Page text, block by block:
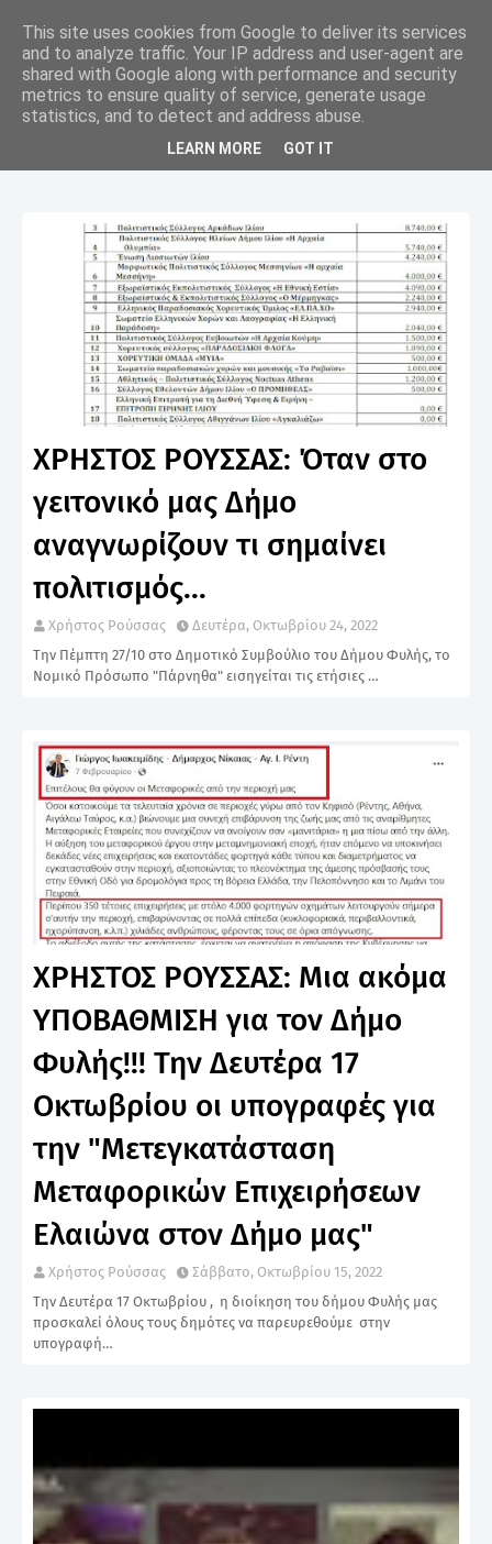
Προβολή αναρτήσεων από 2022
ΧΡΗΣΤΟΣ ΡΟΥΣΣΑΣ: Όταν στο
γειτονικό μας Δήμο
αναγνωρίζουν τι σημαίνει
πολιτισμός...
Χρήστος Ρούσσας
Δευτέρα, Οκτωβρίου 24, 2022
Την Πέμπτη 27/10 στο Δημοτικό Συμβούλιο του Δήμου Φυλής, το
Νομικό Πρόσωπο "Πάρνηθα" εισηγείται τις ετήσιες …
ΧΡΗΣΤΟΣ ΡΟΥΣΣΑΣ: Μια ακόμα
ΥΠΟΒΑΘΜΙΣΗ για τον Δήμο
Φυλής!!! Την Δευτέρα 17
Οκτωβρίου οι υπογραφές για
την "Μετεγκατάσταση
Μεταφορικών Επιχειρήσεων
Ελαιώνα στον Δήμο μας"
Χρήστος Ρούσσας
Σάββατο, Οκτωβρίου 15, 2022
Την Δευτέρα 17 Οκτωβρίου , η διοίκηση του δήμου Φυλής μας
προσκαλεί όλους τους δημότες να παρευρεθούμε στην
υπογραφή…
This site uses cookies from Google to deliver its services
and to analyze traffic. Your IP address and user-agent are
shared with Google along with performance and security
metrics to ensure quality of service, generate usage
statistics, and to detect and address abuse.
LEARN MORE GOT IT